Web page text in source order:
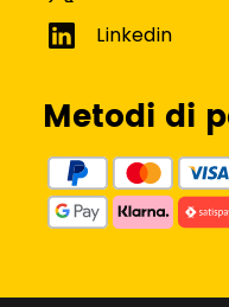
Metodi di